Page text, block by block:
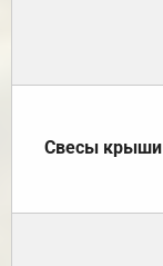
Свесы крыши